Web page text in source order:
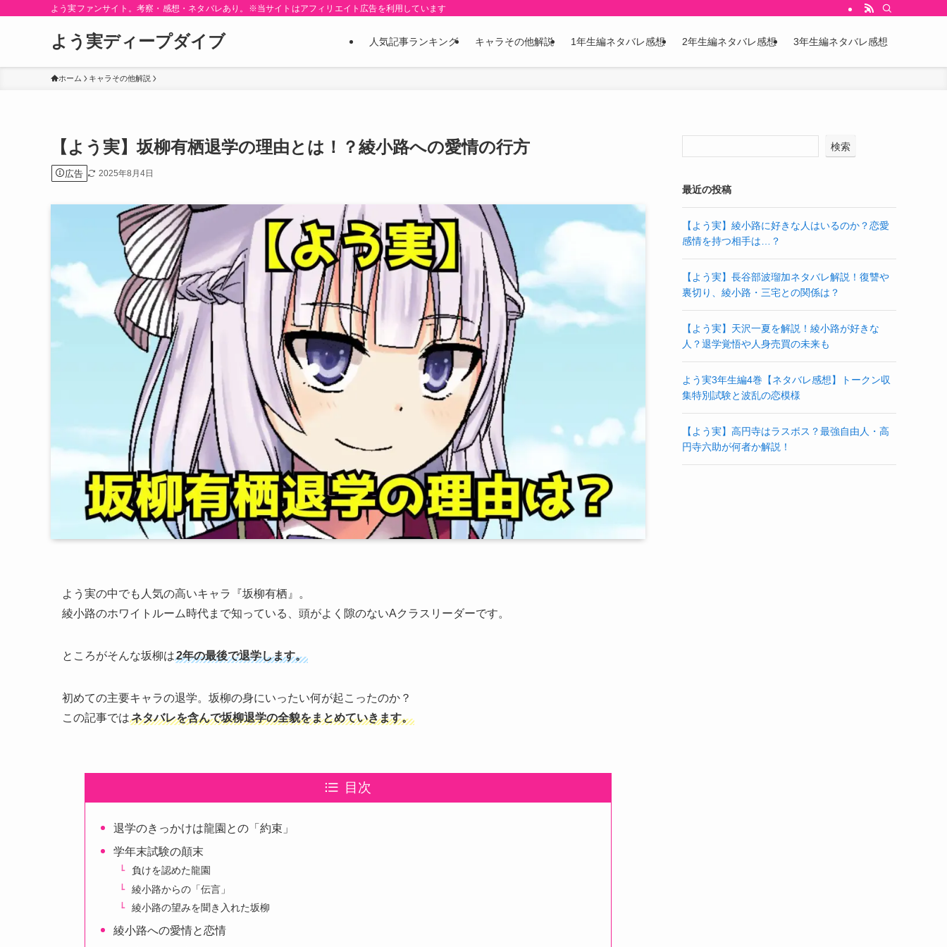
よう実ファンサイト。考察・感想・ネタバレあり。※当サイトはアフィリエイト広告を利用しています
よう実ディープダイブ 人気記事ランキング キャラその他解説 1年生編ネタバレ感想 2年生編ネタバレ感想 3年生編ネタバレ感想
ホーム キャラその他解説
【よう実】坂柳有栖退学の理由とは！？綾小路への愛情の行方
広告 2025年8月4日
よう実の中でも人気の高いキャラ『坂柳有栖』。
綾小路のホワイトルーム時代まで知っている、頭がよく隙のないAクラスリーダーです。
ところがそんな坂柳は2年の最後で退学します。
初めての主要キャラの退学。坂柳の身にいったい何が起こったのか？
この記事ではネタバレを含んで坂柳退学の全貌をまとめていきます。
目次
退学のきっかけは龍園との「約束」
学年末試験の顛末
負けを認めた龍園
綾小路からの「伝言」
綾小路の望みを聞き入れた坂柳
綾小路への愛情と恋情
検索
最近の投稿
【よう実】綾小路に好きな人はいるのか？恋愛
感情を持つ相手は…？
【よう実】長谷部波瑠加ネタバレ解説！復讐や
裏切り、綾小路・三宅との関係は？
【よう実】天沢一夏を解説！綾小路が好きな
人？退学覚悟や人身売買の未来も
よう実3年生編4巻【ネタバレ感想】トークン収
集特別試験と波乱の恋模様
【よう実】高円寺はラスボス？最強自由人・高
円寺六助が何者か解説！